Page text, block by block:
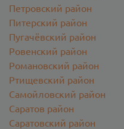
Петровский район
Питерский район
Пугачёвский район
Ровенский район
Романовский район
Ртищевский район
Самойловский район
Саратов район
Саратовский район